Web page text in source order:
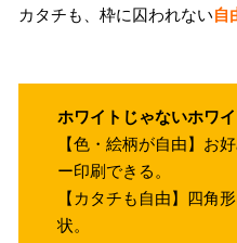
カタチも、枠に囚われない自
ホワイトじゃないホワ
【色・絵柄が自由】お
ー印刷できる。
【カタチも自由】四角
状。